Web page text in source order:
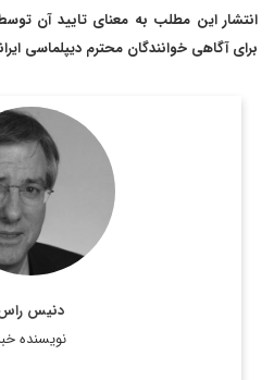
انتشار این مطلب به معنای تایید آن
برای آگاهی خوانندگان محترم دیپلماسی
دنیس
نویسنده
نویسندهٔ آمریکایی است. او از
جورج دبلیو بوش بود و
اطلاعات